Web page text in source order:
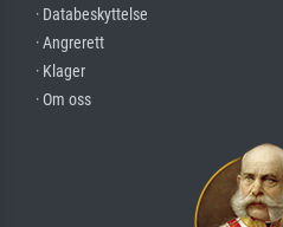
· Databeskyttelse
· Angrerett
· Klager
· Om oss